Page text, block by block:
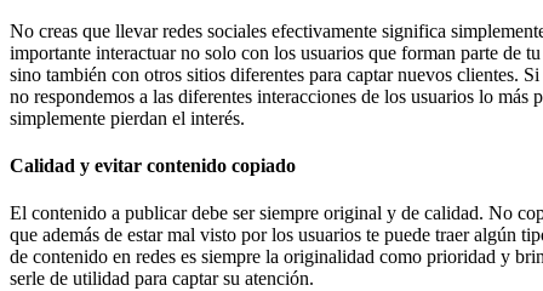
No creas que llevar redes sociales efectivamente significa
importante interactuar no solo con los usuarios que forman parte de
sino también con otros sitios diferentes para captar nuevos clientes.
no respondemos a las diferentes interacciones de los usuarios lo más
simplemente pierdan el interés.
Calidad y evitar contenido copiado
El contenido a publicar debe ser siempre original y de calidad. No
que además de estar mal visto por los usuarios te puede traer algún
de contenido en redes es siempre la originalidad como prioridad y
serle de utilidad para captar su atención.